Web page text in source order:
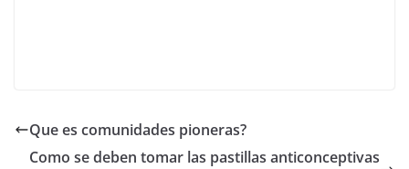
k
Que es comunidades pioneras?
Como se deben tomar las pastillas anticonceptivas